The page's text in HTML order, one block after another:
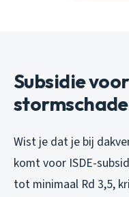
Subsidie
stormschade
Wist je dat je bij
komt voor ISDE-
tot minimaal Rd 3,5,